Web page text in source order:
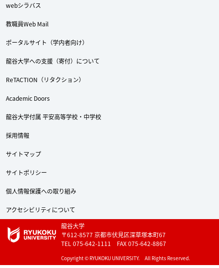
webシラバス
教職員Web Mail
ポータルサイト（学内者向け）
龍谷大学への支援（寄付）について
ReTACTION（リタクション）
Academic Doors
龍谷大学付属 平安高等学校・中学校
採用情報
サイトマップ
サイトポリシー
個人情報保護への取り組み
アクセシビリティについて
Copyright © RYUKOKU UNIVERSITY. All Rights Reserved.
龍谷大学
〒612-8577 京都市伏見区深草塚本町67
TEL 075-642-1111 FAX 075-642-8867